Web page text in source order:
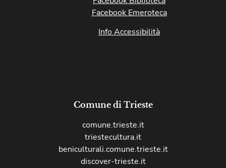
Facebook Emeroteca
Info Accessibilità
Comune di Trieste
comune.trieste.it
triestecultura.it
beniculturali.comune.trieste.it
discover-trieste.it